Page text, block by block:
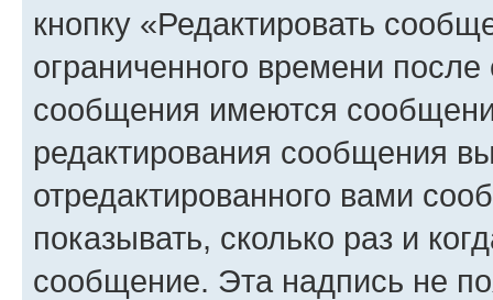
кнопку «Редактировать
ограниченного времени
сообщения имеются
редактирования сообщения
отредактированного вами
показывать, сколько раз и
сообщение. Эта надпись не